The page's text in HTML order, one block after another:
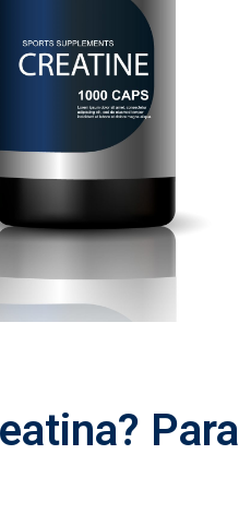
Para